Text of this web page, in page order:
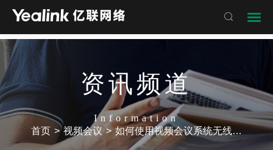

资讯频道
Information
首页 > 视频会议 > 如何使用视频会议系统无线和有线麦克风